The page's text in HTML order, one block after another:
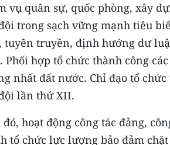
vụ quân sự, quốc phòng, xây
trong sạch vững mạnh tiêu
tuyên truyền, định hướng dư
Phối hợp tổ chức thành công
nhất đất nước. Chỉ đạo tổ chức
lần thứ XII.
đó, hoạt động công tác đảng,
tổ chức lực lượng bảo đảm